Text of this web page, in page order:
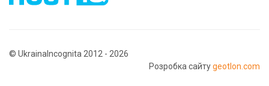
© UkrainaIncognita 2012 - 2026
Розробка сайтуgeotlon.com